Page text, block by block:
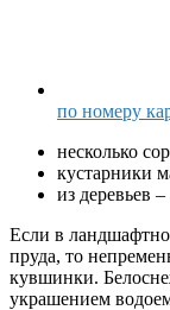
по номеру
несколько
кустарники
из деревьев
Если в
пруда, то
кувшинки.
украшением